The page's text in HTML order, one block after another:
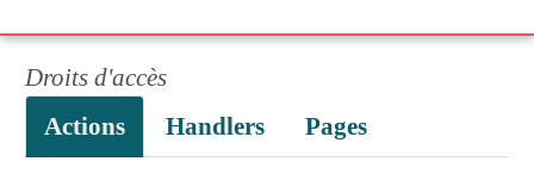
Droits d'accès
Actions
Handlers Pages